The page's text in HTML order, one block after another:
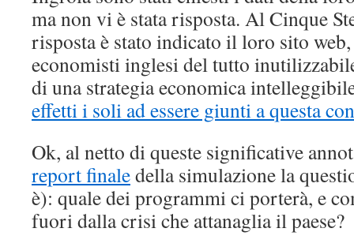
ma non vi è stata risposta. Al Cinque
risposta è stato indicato il loro sito
economisti inglesi del tutto
di una strategia economica
effetti i soli ad essere giunti a questa
Ok, al netto di queste significative
report finaledella simulazione la
è): quale dei programmi ci porterà, e
fuori dalla crisi che attanaglia il paese?